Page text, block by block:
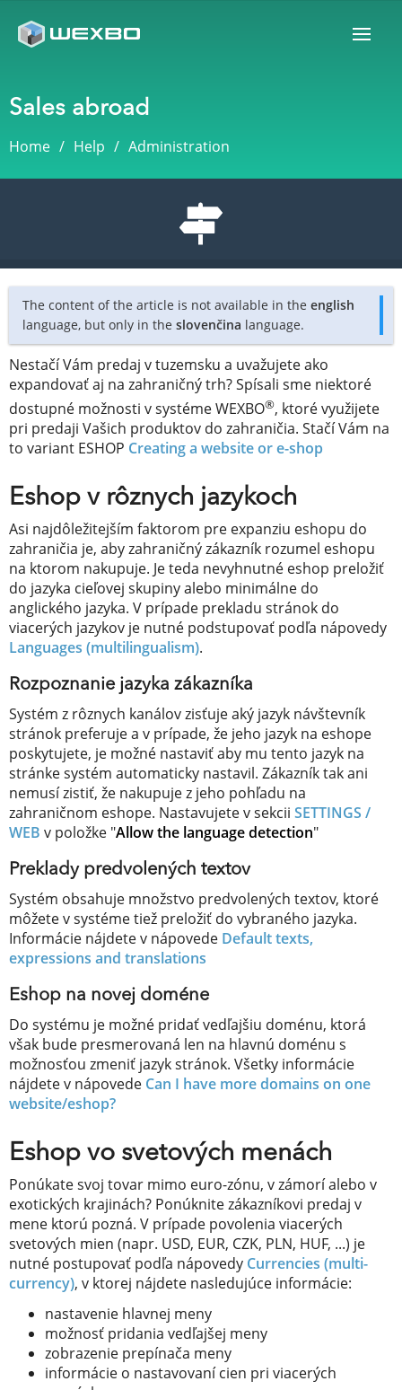
Sales abroad
Home Help Administration
The content of the article is not available in the english
language, but only in the slovenčina language.
Nestačí Vám predaj v tuzemsku a uvažujete ako
expandovať aj na zahraničný trh? Spísali sme niektoré
dostupné možnosti v systéme WEXBO®, ktoré využijete
pri predaji Vašich produktov do zahraničia. Stačí Vám na
to variant ESHOP Creating a website or e-shop
Eshop v rôznych jazykoch
Asi najdôležitejším faktorom pre expanziu eshopu do
zahraničia je, aby zahraničný zákazník rozumel eshopu
na ktorom nakupuje. Je teda nevyhnutné eshop preložiť
do jazyka cieľovej skupiny alebo minimálne do
anglického jazyka. V prípade prekladu stránok do
viacerých jazykov je nutné podstupovať podľa nápovedy
Languages ​​(multilingualism).
Rozpoznanie jazyka zákazníka
Systém z rôznych kanálov zisťuje aký jazyk návštevník
stránok preferuje a v prípade, že jeho jazyk na eshope
poskytujete, je možné nastaviť aby mu tento jazyk na
stránke systém automaticky nastavil. Zákazník tak ani
nemusí zistiť, že nakupuje z jeho pohľadu na
zahraničnom eshope. Nastavujete v sekcii SETTINGS /
WEB v položke "Allow the language detection"
Preklady predvolených textov
Systém obsahuje množstvo predvolených textov, ktoré
môžete v systéme tiež preložiť do vybraného jazyka.
Informácie nájdete v nápovede Default texts,
expressions and translations
Eshop na novej doméne
Do systému je možné pridať vedľajšiu doménu, ktorá
však bude presmerovaná len na hlavnú doménu s
možnosťou zmeniť jazyk stránok. Všetky informácie
nájdete v nápovede Can I have more domains on one
website/eshop?
Eshop vo svetových menách
Ponúkate svoj tovar mimo euro-zónu, v zámorí alebo v
exotických krajinách? Ponúknite zákazníkovi predaj v
mene ktorú pozná. V prípade povolenia viacerých
svetových mien (napr. USD, EUR, CZK, PLN, HUF, ...) je
nutné postupovať podľa nápovedy Currencies (multi-
currency), v ktorej nájdete nasledujúce informácie:
nastavenie hlavnej meny
možnosť pridania vedľajšej meny
zobrazenie prepínača meny
informácie o nastavovaní cien pri viacerých